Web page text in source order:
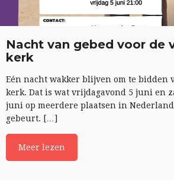
Nacht van gebed voor de
kerk
Eén nacht wakker blijven om te bidden
kerk. Dat is wat vrijdagavond 5 juni en
juni op meerdere plaatsen in
gebeurt. […]
Meer lezen